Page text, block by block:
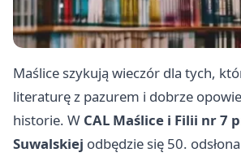
Maślice szykują wieczór dla tych,
literaturę z pazurem i dobrze
historie. W CAL Maślice i Filii nr 7
Suwalskiej odbędzie się 50.